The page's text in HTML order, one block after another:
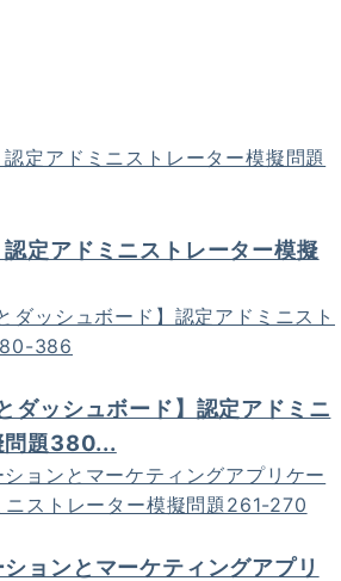
認定アドミニストレーター模擬
ダッシュボード】認定アドミニ
問題380...
ションとマーケティングアプリ